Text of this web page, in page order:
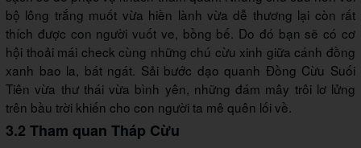
bộ lông trắng muốt vừa hiền lành vừa dễ thương lại còn rất
thích được con người vuốt ve, bồng bế. Do đó bạn sẽ có cơ
hội thoải mái check cùng những chú cừu xinh giữa cánh đồng
xanh bao la, bát ngát. Sải bước dạo quanh Đồng Cừu Suối
Tiên vừa thư thái vừa bình yên, những đám mây trôi lơ lửng
trên bầu trời khiến cho con người ta mê quên lối về.
3.2 Tham quan Tháp Cừu